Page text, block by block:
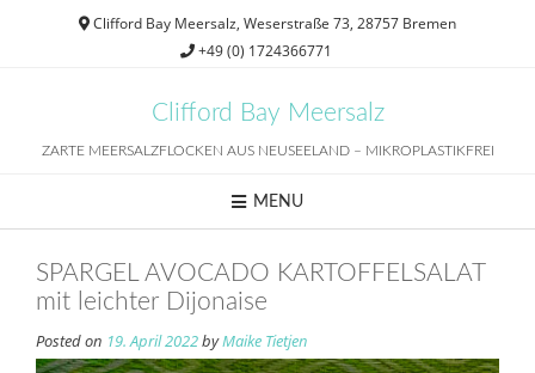
Clifford Bay Meersalz, Weserstraße 73, 28757 Bremen
+49 (0) 1724366771
Clifford Bay Meersalz
ZARTE MEERSALZFLOCKEN AUS NEUSEELAND – MIKROPLASTIKFREI
MENU
SPARGEL AVOCADO KARTOFFELSALAT
mit leichter Dijonaise
Posted on 19. April 2022byMaike Tietjen